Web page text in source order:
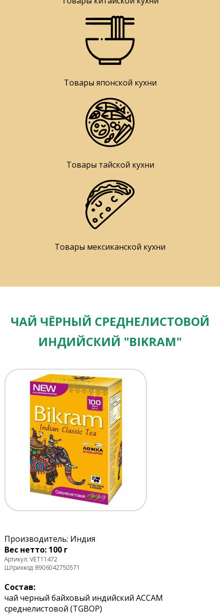
Товары японской кухни
Товары тайской кухни
Товары мексиканской кухни
ЧАЙ ЧЁРНЫЙ СРЕДНЕЛИСТОВОЙ
ИНДИЙСКИЙ "BIKRAM"
Производитель: Индия
Вес нетто: 100 г
Артикул: VET11472
Штрихкод: 8906042750571
Состав:
чай черный байховый индийский АССАМ
среднелистовой (TGBOP)